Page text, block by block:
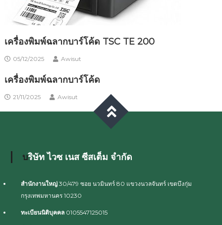
เครื่องพิมพ์ฉลากบาร์โค้ด TSC TE 200
05/12/2025 Awisut
เครื่องพิมพ์ฉลากบาร์โค้ด
21/11/2025 Awisut
บริษัท ไวซ เนส ซีสเต็ม จำกัด
สำนักงานใหญ่30/479 ซอย นวมินทร์ 80 แขวงนวลจันทร์ เขตบึงกุ่ม
กรุงเทพมหานคร 10230
ทะเบียนนิติบุคคล0105547125015